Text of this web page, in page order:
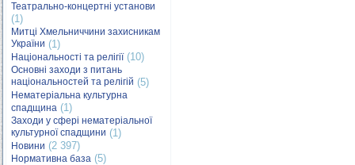
Театрально-концертні установи
(1)
Митці Хмельниччини захисникам
України (1)
Національності та релігії(10)
Основні заходи з питань
національностей та релігій (5)
Нематеріальна культурна
спадщина (1)
Заходи у сфері нематеріальної
культурної спадщини (1)
Новини (2 397)
Нормативна база (5)